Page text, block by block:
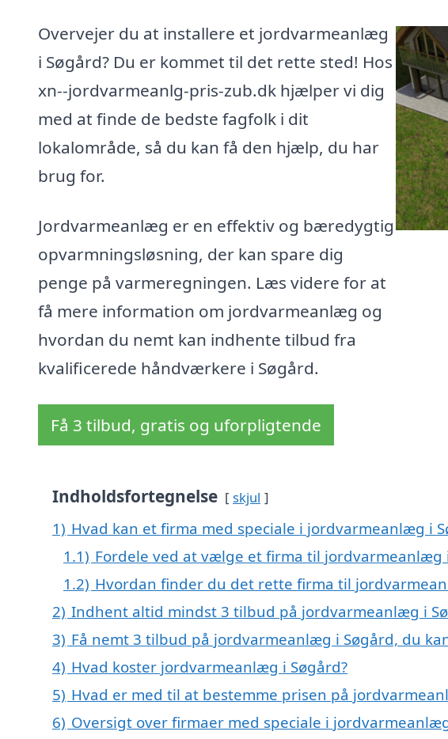
Overvejer du at installere et jordvarmeanlæg
i Søgård? Du er kommet til det rette sted! Hos
xn--jordvarmeanlg-pris-zub.dk hjælper vi dig
med at finde de bedste fagfolk i dit
lokalområde, så du kan få den hjælp, du har
brug for.
Jordvarmeanlæg er en effektiv og bæredygtig
opvarmningsløsning, der kan spare dig
penge på varmeregningen. Læs videre for at
få mere information om jordvarmeanlæg og
hvordan du nemt kan indhente tilbud fra
kvalificerede håndværkere i Søgård.
Få 3 tilbud, gratis og uforpligtende
Indholdsfortegnelse skjul
1) Hvad kan et firma med speciale i jordvarmeanlæg i
1.1) Fordele ved at vælge et firma til jordvarmeanlæg
1.2) Hvordan finder du det rette firma til
2) Indhent altid mindst 3 tilbud på jordvarmeanlæg i
3) Få nemt 3 tilbud på jordvarmeanlæg i Søgård, du
4) Hvad koster jordvarmeanlæg i Søgård?
5) Hvad er med til at bestemme prisen på
6) Oversigt over firmaer med speciale i